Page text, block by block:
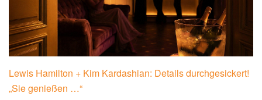
Lewis Hamilton + Kim Kardashian: Details durchgesickert!
„Sie genießen …“